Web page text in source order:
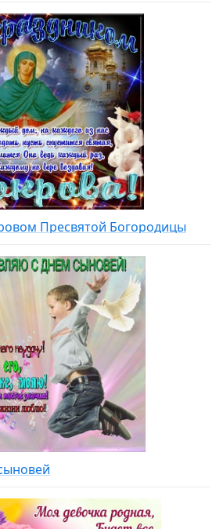
Пресвятой Богородицы